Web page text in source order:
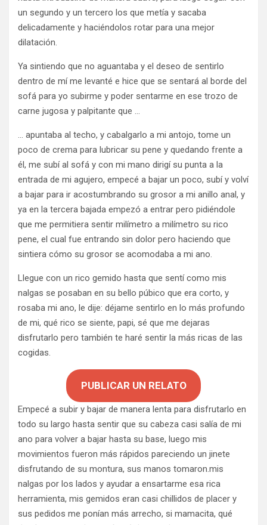
un segundo y un tercero los que metía y sacaba
delicadamente y haciéndolos rotar para una mejor
dilatación.
Ya sintiendo que no aguantaba y el deseo de sentirlo
dentro de mí me levanté e hice que se sentará al borde del
sofá para yo subirme y poder sentarme en ese trozo de
carne jugosa y palpitante que …
… apuntaba al techo, y cabalgarlo a mi antojo, tome un
poco de crema para lubricar su pene y quedando frente a
él, me subí al sofá y con mi mano dirigí su punta a la
entrada de mi agujero, empecé a bajar un poco, subí y volví
a bajar para ir acostumbrando su grosor a mi anillo anal, y
ya en la tercera bajada empezó a entrar pero pidiéndole
que me permitiera sentir milímetro a milímetro su rico
pene, el cual fue entrando sin dolor pero haciendo que
sintiera cómo su grosor se acomodaba a mi ano.
Llegue con un rico gemido hasta que sentí como mis
nalgas se posaban en su bello púbico que era corto, y
rosaba mi ano, le dije: déjame sentirlo en lo más profundo
de mi, qué rico se siente, papi, sé que me dejaras
disfrutarlo pero también te haré sentir la más ricas de las
cogidas.
PUBLICAR UN RELATO
Empecé a subir y bajar de manera lenta para disfrutarlo en
todo su largo hasta sentir que su cabeza casi salía de mi
ano para volver a bajar hasta su base, luego mis
movimientos fueron más rápidos pareciendo un jinete
disfrutando de su montura, sus manos tomaron.mis
nalgas por los lados y ayudar a ensartarme esa rica
herramienta, mis gemidos eran casi chillidos de placer y
sus pedidos me ponían más arrecho, si mamacita, qué